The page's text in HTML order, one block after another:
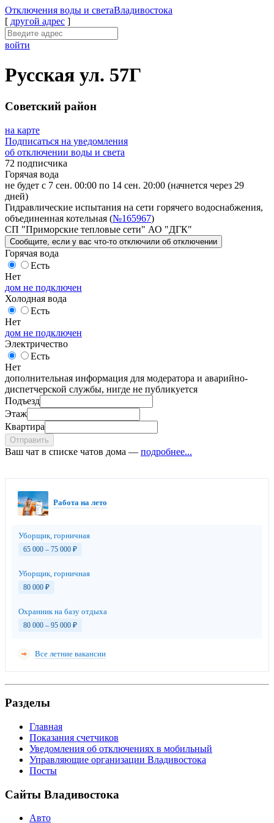
Отключения воды и светаВладивостока
[ другой адрес ]
войти
Русская ул. 57Г
Советский район
на карте
Подписаться на уведомления
об отключении воды и света
72 подписчика
Горячая вода
не будет с 7 сен. 00:00 по 14 сен. 20:00 (начнется через 29
дней)
Гидравлические испытания на сети горячего водоснабжения,
объединенная котельная (№165967)
СП "Приморские тепловые сети" АО "ДГК"
Сообщите , если у вас что-то отключили об отключении
Горячая вода
Есть
Нет
дом не подключен
Холодная вода
Есть
Нет
дом не подключен
Электричество
Есть
Нет
дополнительная информация для модератора и аварийно-
диспетчерской службы, нигде не публикуется
Подъезд
Этаж
Квартира
Отправить
Ваш чат в списке чатов дома — подробнее...
Работа на лето
Уборщик, горничная
65 000 – 75 000 ₽
Уборщик, горничная
80 000 ₽
Охранник на базу отдыха
80 000 – 95 000 ₽
Все летние вакансии
Разделы
Главная
Показания счетчиков
Уведомления об отключениях в мобильный
Управляющие организации Владивостока
Посты
Сайты Владивостока
Авто